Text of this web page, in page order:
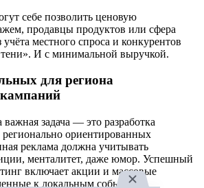
себе позволить ценовую
продавцы продуктов или сфера
местного спроса и конкурентов
тени». И с минимальной выручкой.
для региона
задача — это разработка
ориентированных
реклама должна учитывать
менталитет, даже юмор. Успешный
включает акции и массовые
к локальным событиям.